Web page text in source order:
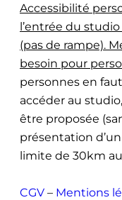
Accessibilité
l’entrée du
(pas de rampe).
besoin pour
personnes en
accéder au
être proposée
présentation
limite de 30km
CGV – Mentions